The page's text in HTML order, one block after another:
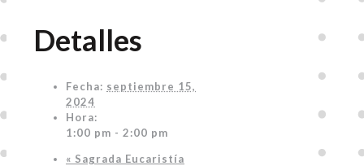
Detalles
Fecha: septiembre 15,
2024
Hora:
1:00 pm - 2:00 pm
« Sagrada Eucaristía